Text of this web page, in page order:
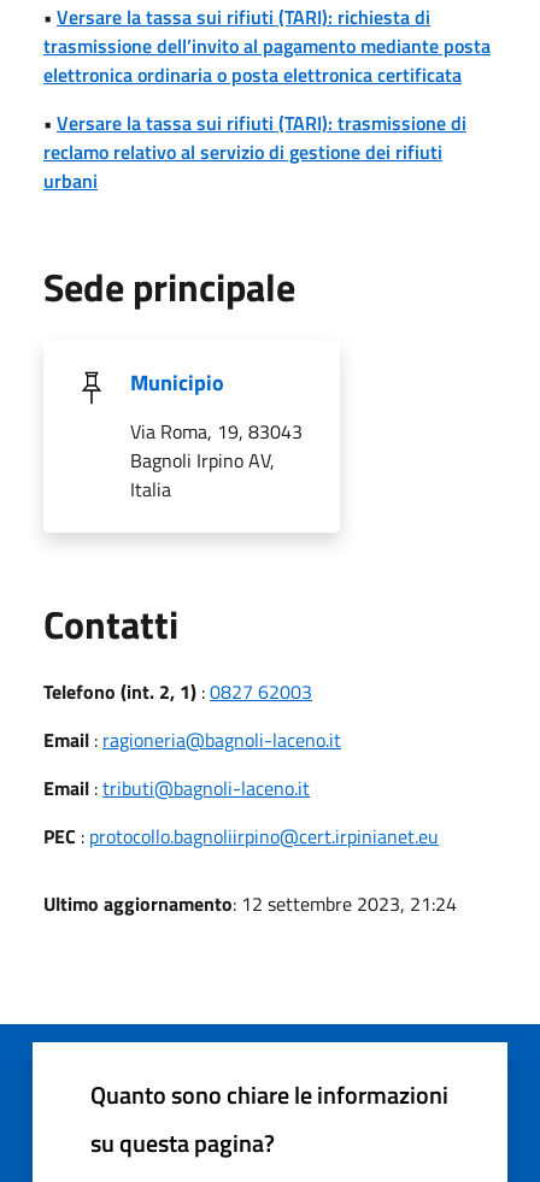
• Versare la tassa sui rifiuti (TARI): richiesta di
trasmissione dell’invito al pagamento mediante posta
elettronica ordinaria o posta elettronica certificata
• Versare la tassa sui rifiuti (TARI): trasmissione di
reclamo relativo al servizio di gestione dei rifiuti
urbani
Sede principale
Municipio
Via Roma, 19, 83043
Bagnoli Irpino AV,
Italia
Contatti
Telefono (int. 2, 1) :0827 62003
Email : ragioneria@bagnoli-laceno.it
Email :tributi@bagnoli-laceno.it
PEC : protocollo.bagnoliirpino@cert.irpinianet.eu
Ultimo aggiornamento: 12 settembre 2023, 21:24
Quanto sono chiare le informazioni
su questa pagina?